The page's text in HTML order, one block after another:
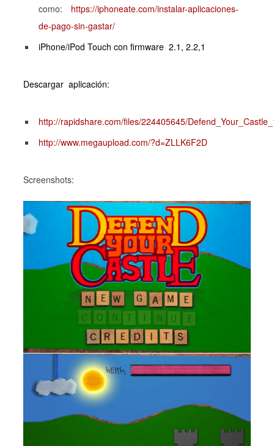
como: https://iphoneate.com/instalar-aplicaciones-
de-pago-sin-gastar/
iPhone/iPod Touch con firmware 2.1, 2.2,1
Descargar aplicación:
http://rapidshare.com/files/224405645/
http://www.megaupload.com/?d=ZLLK6F2D
Screenshots: